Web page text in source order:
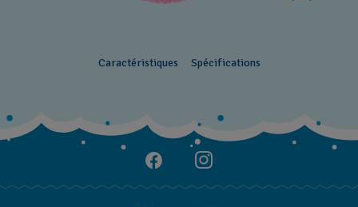
Caractéristiques Spécifications